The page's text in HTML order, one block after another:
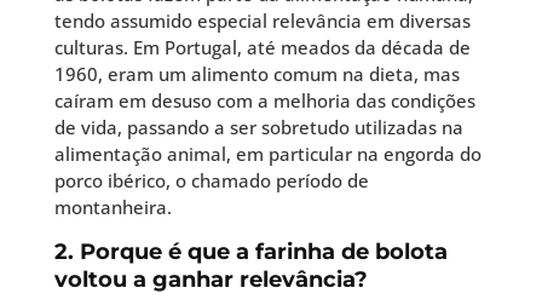
tendo assumido especial relevância em diversas
culturas. Em Portugal, até meados da década de
1960, eram um alimento comum na dieta, mas
caíram em desuso com a melhoria das condições
de vida, passando a ser sobretudo utilizadas na
alimentação animal, em particular na engorda do
porco ibérico, o chamado período de
montanheira.
2. Porque é que a farinha de bolota
voltou a ganhar relevância?